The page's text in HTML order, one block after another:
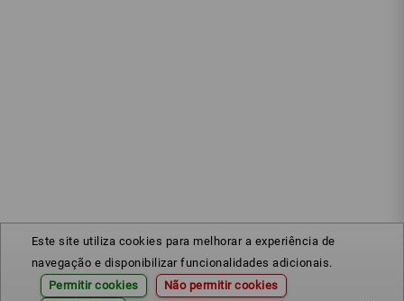
Este site utiliza cookies para melhorar a experiência de
navegação e disponibilizar funcionalidades adicionais.
Permitir cookies
Não permitir cookies